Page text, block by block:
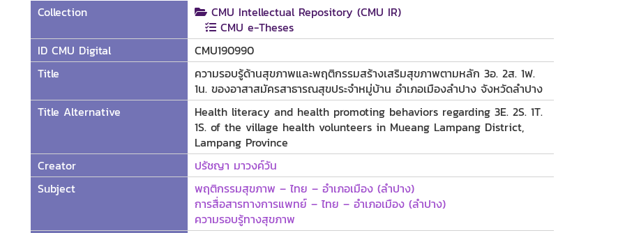
Collection
CMU Intellectual Repository (CMU IR)
CMU e-Theses
ID CMU Digital
CMU190990
Title
ความรอบรู้ด้านสุขภาพและพฤติกรรมสร้างเสริมสุขภาพตามหลัก 3อ. 2ส. 1ฟ.
1น. ของอาสาสมัครสาธารณสุขประจำหมู่บ้าน อำเภอเมืองลำปาง จังหวัดลำปาง
Title Alternative
Health literacy and health promoting behaviors regarding 3E. 2S. 1T.
1S. of the village health volunteers in Mueang Lampang District,
Lampang Province
Creator
ปรัชญา มาวงค์วัน
Subject
พฤติกรรมสุขภาพ – ไทย – อำเภอเมือง (ลำปาง)
การสื่อสารทางการแพทย์ – ไทย – อำเภอเมือง (ลำปาง)
ความรอบรู้ทางสุขภาพ